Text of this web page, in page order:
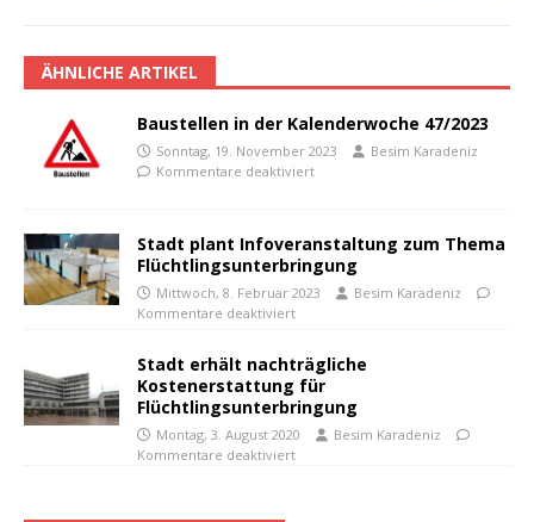
ÄHNLICHE ARTIKEL
Baustellen in der Kalenderwoche 47/2023
Sonntag, 19. November 2023
Besim Karadeniz
Kommentare deaktiviert
Stadt plant Infoveranstaltung zum Thema
Flüchtlingsunterbringung
Mittwoch, 8. Februar 2023
Besim Karadeniz
Kommentare deaktiviert
Stadt erhält nachträgliche
Kostenerstattung für
Flüchtlingsunterbringung
Montag, 3. August 2020
Besim Karadeniz
Kommentare deaktiviert